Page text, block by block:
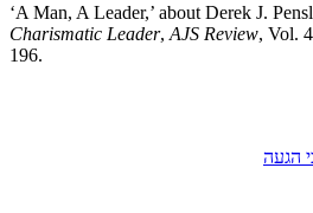
‘A Man, A Leader,’ about Derek J.
Charismatic Leader, AJS Review, Vol.
196.
הגעה